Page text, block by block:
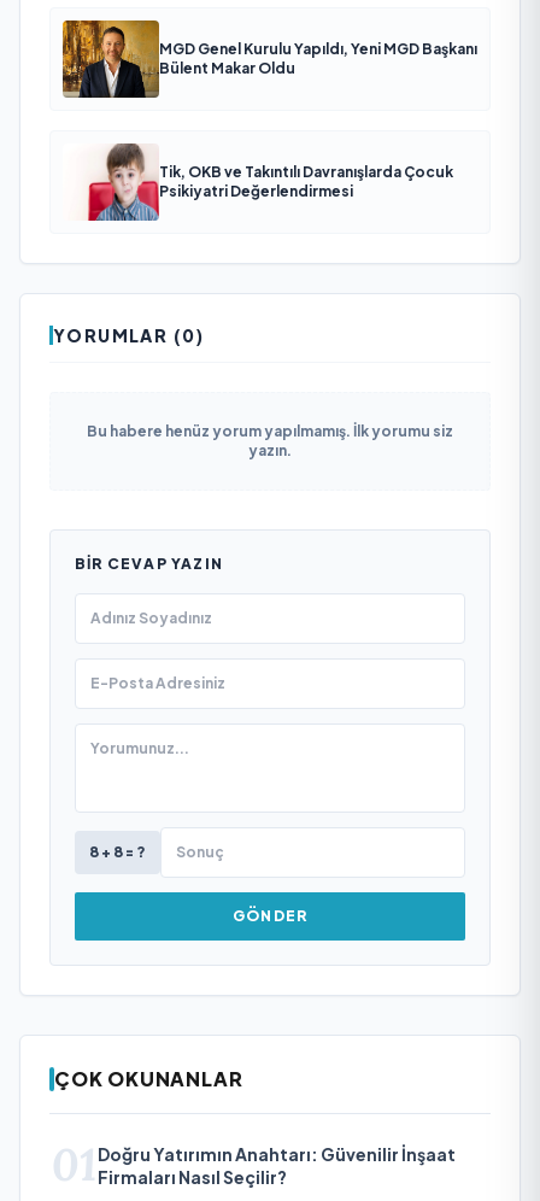
MGD Genel Kurulu Yapıldı, Yeni MGD Başkanı
Bülent Makar Oldu
Tik, OKB ve Takıntılı Davranışlarda Çocuk
Psikiyatri Değerlendirmesi
YORUMLAR (0)
Bu habere henüz yorum yapılmamış. İlk yorumu siz
yazın.
BIR CEVAP YAZIN
8 + 8 = ?
GÖNDER
ÇOK OKUNANLAR
01 Doğru Yatırımın Anahtarı: Güvenilir İnşaat
Firmaları Nasıl Seçilir?